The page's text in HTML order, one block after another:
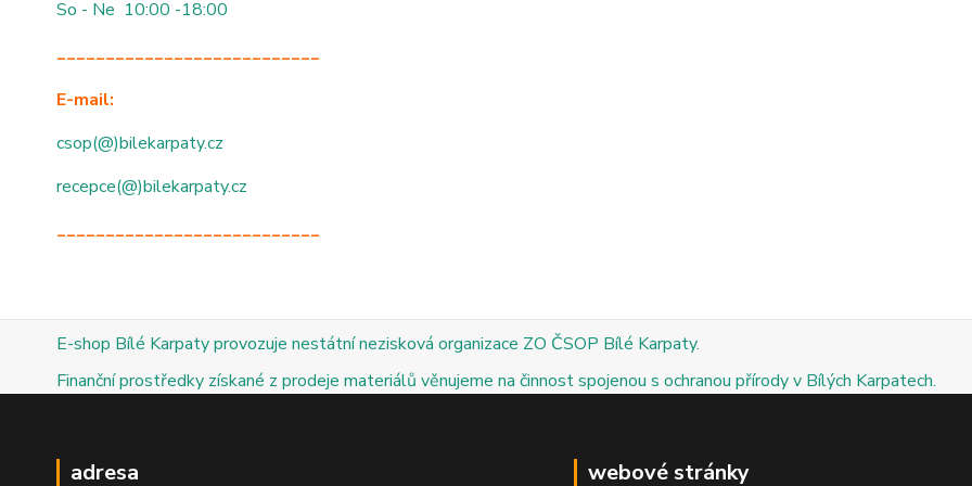
So - Ne 10:00 -18:00
___________________________
E-mail:
csop(@)bilekarpaty.cz
recepce(@)bilekarpaty.cz
___________________________
E-shop Bílé Karpaty provozuje nestátní nezisková organizace ZO ČSOP Bílé Karpaty.
Finanční prostředky získané z prodeje materiálů věnujeme na činnost spojenou s ochranou přírody v Bílých Karpatech.
adresa webové stránky